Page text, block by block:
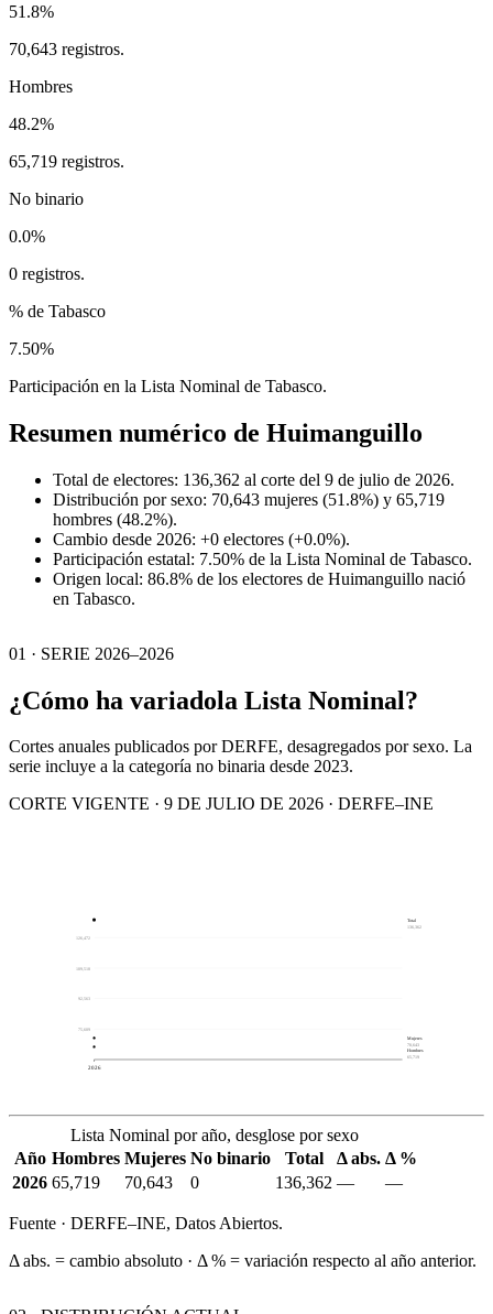
51.8%
70,643 registros.
Hombres
48.2%
65,719 registros.
No binario
0.0%
0 registros.
% de Tabasco
7.50%
Participación en la Lista Nominal de Tabasco.
Resumen numérico de Huimanguillo
Total de electores: 136,362 al corte del 9 de julio de 2026.
Distribución por sexo: 70,643 mujeres (51.8%) y 65,719
hombres (48.2%).
Cambio desde 2026: +0 electores (+0.0%).
Participación estatal: 7.50% de la Lista Nominal de Tabasco.
Origen local: 86.8% de los electores de Huimanguillo nació
en Tabasco.
01 · SERIE 2026–2026
¿Cómo ha variadola Lista Nominal?
Cortes anuales publicados por DERFE, desagregados por sexo. La
serie incluye a la categoría no binaria desde 2023.
CORTE VIGENTE · 9 DE JULIO DE 2026 · DERFE–INE
75,609
92,563
109,518
126,472
2026
Total
136,362
Mujeres
70,643
Hombres
65,719
Lista Nominal por año, desglose por sexo
Año Hombres Mujeres No binario Total Δ abs. Δ %
2026 65,719 70,643 0 136,362 — —
Fuente · DERFE–INE, Datos Abiertos.
Δ abs. = cambio absoluto · Δ % = variación respecto al año anterior.